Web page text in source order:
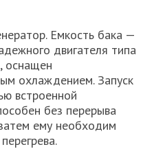
Емкость бака —
двигателя типа
оснащен
охлаждением. Запуск
встроенной
без перерыва
ему необходим